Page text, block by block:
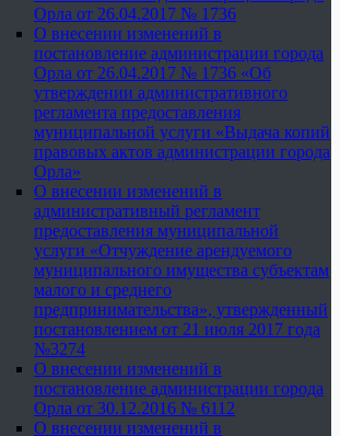
Орла от 26.04.2017 № 1736
О внесении изменений в
постановление администрации города
Орла от 26.04.2017 № 1736 «Об
утверждении административного
регламента предоставления
муниципальной услуги «Выдача копий
правовых актов администрации города
Орла»
О внесении изменений в
административный регламент
предоставления муниципальной
услуги «Отчуждение арендуемого
муниципального имущества субъектам
малого и среднего
предпринимательства», утвержденный
постановлением от 21 июля 2017 года
№3274
О внесении изменений в
постановление администрации города
Орла от 30.12.2016 № 6112
О внесении изменений в